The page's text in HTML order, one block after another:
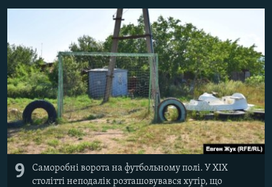
9
Саморобні ворота на футбольному полі. У XIX
столітті неподалік розташовувався хутір, що